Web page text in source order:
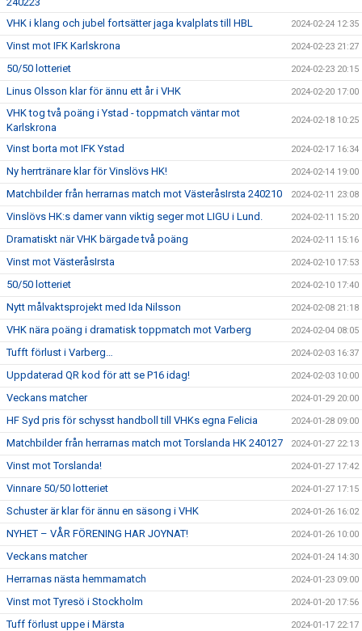
VHK i klang och jubel fortsätter jaga kvalplats till HBL 2024-02-24 12:35
Vinst mot IFK Karlskrona 2024-02-23 21:27
50/50 lotteriet 2024-02-23 20:15
Linus Olsson klar för ännu ett år i VHK 2024-02-20 17:00
VHK tog två poäng i Ystad - toppmatch väntar mot
Karlskrona
2024-02-18 10:25
Vinst borta mot IFK Ystad 2024-02-17 16:34
Ny herrtränare klar för Vinslövs HK! 2024-02-14 19:00
Matchbilder från herrarnas match mot VästeråsIrsta 240210 2024-02-11 23:08
Vinslövs HK:s damer vann viktig seger mot LIGU i Lund. 2024-02-11 15:20
Dramatiskt när VHK bärgade två poäng 2024-02-11 15:16
Vinst mot VästeråsIrsta 2024-02-10 17:53
50/50 lotteriet 2024-02-10 17:40
Nytt målvaktsprojekt med Ida Nilsson 2024-02-08 21:18
VHK nära poäng i dramatisk toppmatch mot Varberg 2024-02-04 08:05
Tufft förlust i Varberg… 2024-02-03 16:37
Uppdaterad QR kod för att se P16 idag! 2024-02-03 10:00
Veckans matcher 2024-01-29 20:00
HF Syd pris för schysst handboll till VHKs egna Felicia 2024-01-28 09:00
Matchbilder från herrarnas match mot Torslanda HK 240127 2024-01-27 22:13
Vinst mot Torslanda! 2024-01-27 17:42
Vinnare 50/50 lotteriet 2024-01-27 17:15
Schuster är klar för ännu en säsong i VHK 2024-01-26 16:02
NYHET – VÅR FÖRENING HAR JOYNAT! 2024-01-26 10:00
Veckans matcher 2024-01-24 14:30
Herrarnas nästa hemmamatch 2024-01-23 09:00
Vinst mot Tyresö i Stockholm 2024-01-20 17:56
Tuff förlust uppe i Märsta 2024-01-17 22:17